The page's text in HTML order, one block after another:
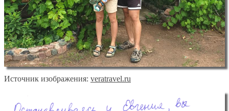
Источник изображения: veratravel.ru